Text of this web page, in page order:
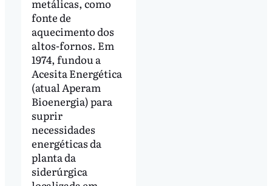
metálicas, como
fonte de
aquecimento dos
altos-fornos. Em
1974, fundou a
Acesita Energética
(atual Aperam
Bioenergia) para
suprir
necessidades
energéticas da
planta da
siderúrgica